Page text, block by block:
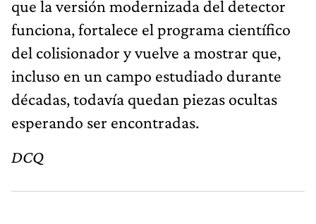
que la versión modernizada del detector
funciona, fortalece el programa científico
del colisionador y vuelve a mostrar que,
incluso en un campo estudiado durante
décadas, todavía quedan piezas ocultas
esperando ser encontradas.
DCQ